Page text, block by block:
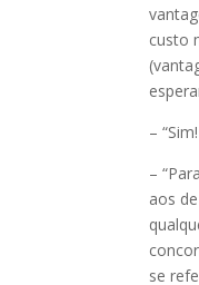
custo
–
–
aos
se